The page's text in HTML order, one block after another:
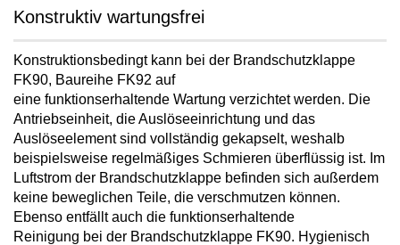
Konstruktiv wartungsfrei
Konstruktionsbedingt kann bei der Brandschutzklappe
FK90, Baureihe FK92 auf
eine funktionserhaltende Wartung verzichtet werden. Die
Antriebseinheit, die Auslöseeinrichtung und das
Auslöseelement sind vollständig gekapselt, weshalb
beispielsweise regelmäßiges Schmieren überflüssig ist. Im
Luftstrom der Brandschutzklappe befinden sich außerdem
keine beweglichen Teile, die verschmutzen können.
Ebenso entfällt auch die funktionserhaltende
Reinigung bei der Brandschutzklappe FK90. Hygienisch